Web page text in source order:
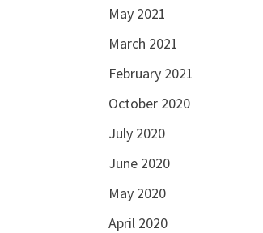
May 2021
March 2021
February 2021
October 2020
July 2020
June 2020
May 2020
April 2020